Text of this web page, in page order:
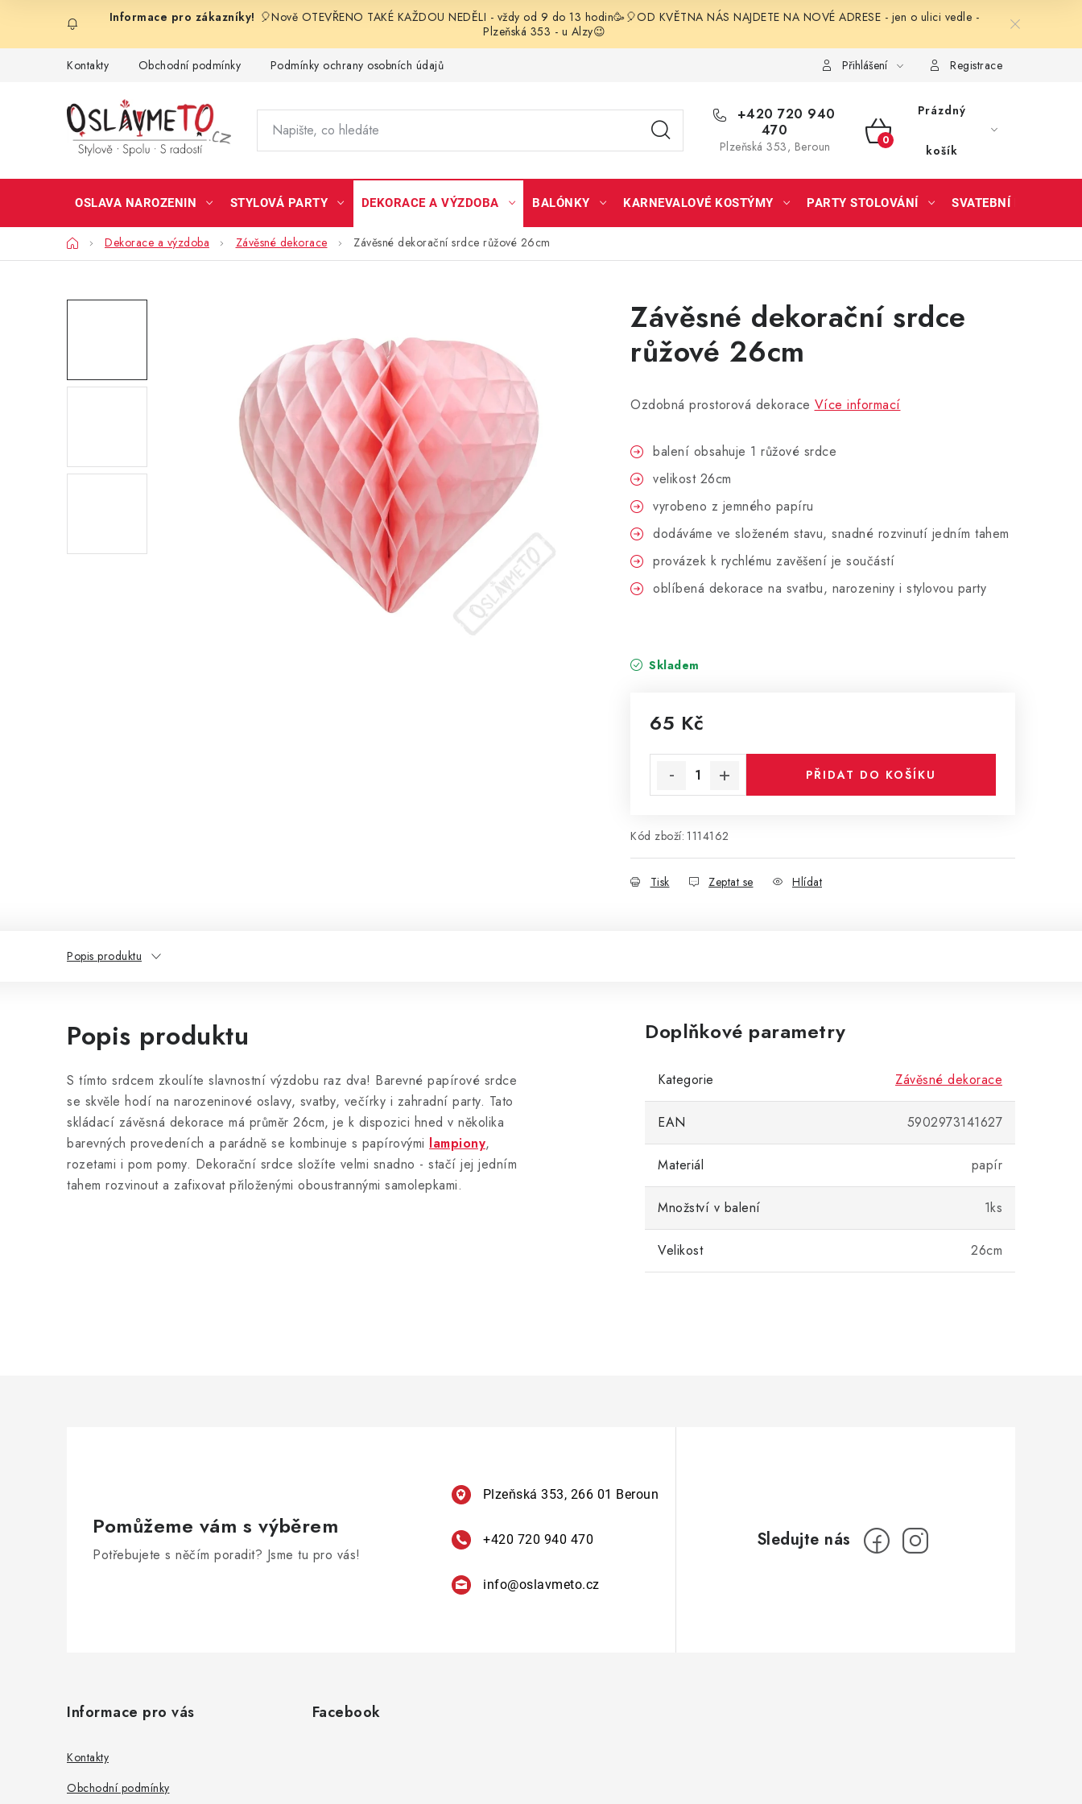
obsah
🎈Nově OTEVŘENO TAKÉ KAŽDOU NEDĚLI - vždy od 9 do 13 hodin🥳🎈OD KVĚTNA NÁS NAJDETE NA NOVÉ ADRESE - jen o ulici vedle -
Plzeňská 353 - u Alzy😉
Kontakty Obchodní podmínky Podmínky ochrany osobních údajů Přihlášení Registrace
+420 720 940
470
Plzeňská 353, Beroun
NÁKUPNÍ
Prázdný
košík
OSLAVA NAROZENIN STYLOVÁ PARTY DEKORACE A VÝZDOBA BALÓNKY KARNEVALOVÉ KOSTÝMY PARTY STOLOVÁNÍ SVATEBNÍ DOPLŇKY
DomůDekorace a výzdoba Závěsné dekorace Závěsné dekorační srdce růžové 26cm
Závěsné dekorační srdce
růžové 26cm
Ozdobná prostorová dekorace Více informací
balení obsahuje 1 růžové srdce
velikost 26cm
vyrobeno z jemného papíru
dodáváme ve složeném stavu, snadné rozvinutí jedním tahem
provázek k rychlému zavěšení je součástí
oblíbená dekorace na svatbu, narozeniny i stylovou party
Skladem
65 Kč
PŘIDAT DO KOŠÍKU
Kód zboží: 1114162
Tisk Zeptat se Hlídat
Popis produktu
Popis produktu
S tímto srdcem zkoulíte slavnostní výzdobu raz dva! Barevné papírové srdce
se skvěle hodí na narozeninové oslavy, svatby, večírky i zahradní party. Tato
skládací závěsná dekorace má průměr 26cm, je k dispozici hned v několika
barevných provedeních a parádně se kombinuje s papírovými lampiony,
rozetami i pom pomy. Dekorační srdce složíte velmi snadno - stačí jej jedním
tahem rozvinout a zafixovat přiloženými oboustrannými samolepkami.
Doplňkové parametry
Kategorie Závěsné dekorace
EAN 5902973141627
Materiál papír
Množství v balení 1ks
Velikost 26cm
Pomůžeme vám s výběrem
Potřebujete s něčím poradit? Jsme tu pro vás!
Plzeňská 353, 266 01 Beroun
+420 720 940 470
info@oslavmeto.cz
Informace pro vás
Kontakty
Obchodní podmínky
Facebook